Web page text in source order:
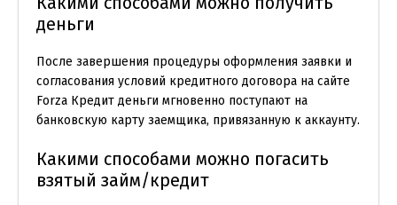
деньги
После завершения процедуры оформления заявки и
согласования условий кредитного договора на сайте
Forza Кредит деньги мгновенно поступают на
банковскую карту заемщика, привязанную к аккаунту.
Какими способами можно погасить
взятый займ/кредит